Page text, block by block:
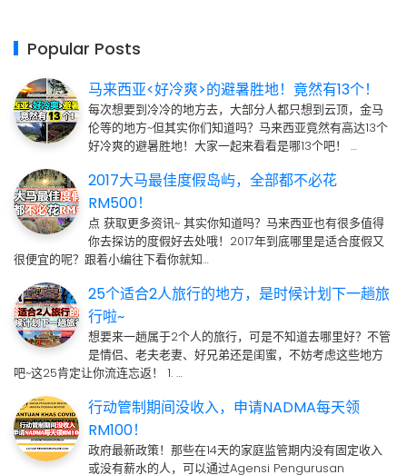
Popular Posts
马来西亚<好冷爽>的避暑胜地！竟然有13个！
每次想要到冷冷的地方去，大部分人都只想到云顶，金马
伦等的地方~但其实你们知道吗？马来西亚竟然有高达13个
好冷爽的避暑胜地！大家一起来看看是哪13个吧！ …
2017大马最佳度假岛屿，全部都不必花
RM500！
点 获取更多资讯~ 其实你知道吗？马来西亚也有很多值得
你去探访的度假好去处哦！2017年到底哪里是适合度假又
很便宜的呢？跟着小编往下看你就知…
25个适合2人旅行的地方，是时候计划下一趟旅
行啦~
想要来一趟属于2个人的旅行，可是不知道去哪里好？不管
是情侣、老夫老妻、好兄弟还是闺蜜，不妨考虑这些地方
吧~这25肯定让你流连忘返！ 1. …
行动管制期间没收入，申请NADMA每天领
RM100！
政府最新政策！那些在14天的家庭监管期内没有固定收入
或没有薪水的人，可以通过Agensi Pengurusan